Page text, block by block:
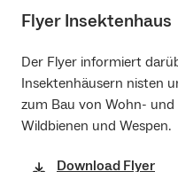
Flyer Insektenhaus
Der Flyer informiert
Insektenhäusern nisten
zum Bau von Wohn-
Wildbienen und Wespen.
Download Flyer